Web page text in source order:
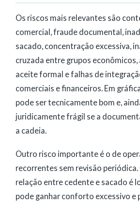
Os riscos mais relevantes são
comercial, fraude documental,
sacado, concentração excessiva,
cruzada entre grupos econômicos,
aceite formal e falhas de
comerciais e financeiros. Em
pode ser tecnicamente bom e,
juridicamente frágil se a
a cadeia.
Outro risco importante é o de
recorrentes sem revisão periódica.
relação entre cedente e sacado é
pode ganhar conforto excessivo e